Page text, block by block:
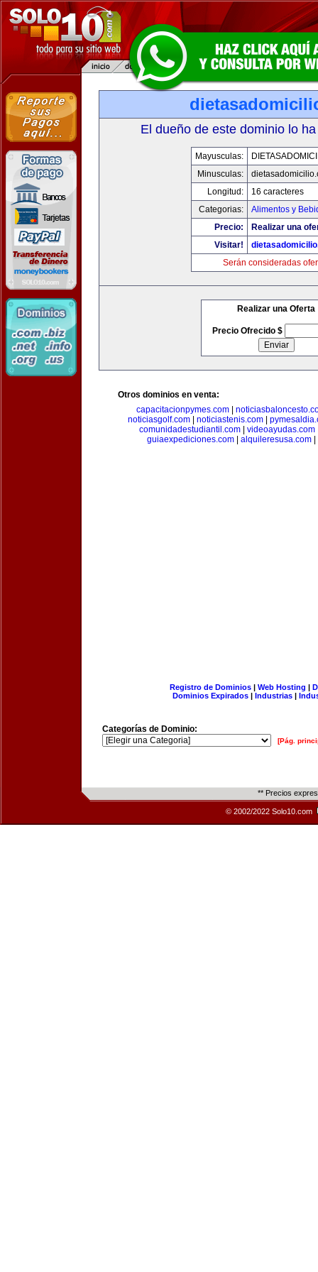
El dueño de este dominio lo
Mayusculas:
Minusculas:
Longitud:
16 caracteres
Categorias:
Alimentos y
Precio:
Realizar una
Visitar!
Serán consideradas
Realizar una Oferta
Precio Ofrecido $
Otros dominios en venta:
capacitacionpymes.com|
noticiasgolf.com| noticiastenis.com|
comunidadestudiantil.com| videoayudas.com
guiaexpediciones.com| alquileresusa.com|
Registro de Dominios| Web Hosting |
Dominios Expirados | Industrias |
Categorías de Dominio:
[Pág.
** Precios
© 2002/2022 Solo10.com